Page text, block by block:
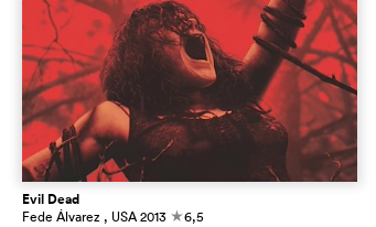
Evil Dead
Fede Álvarez , USA2013 c6,5